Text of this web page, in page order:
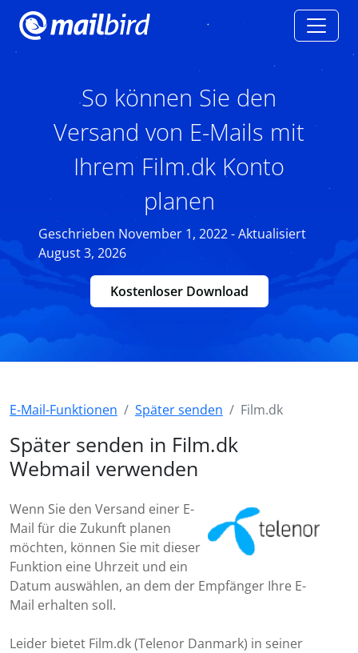
So können Sie den
Versand von E-Mails mit
Ihrem Film.dk Konto
planen
Geschrieben November 1, 2022 - Aktualisiert
August 3, 2026
Kostenloser Download
E-Mail-Funktionen Später senden Film.dk
Später senden in Film.dk
Webmail verwenden
Wenn Sie den Versand einer E-
Mail für die Zukunft planen
möchten, können Sie mit dieser
Funktion eine Uhrzeit und ein
Datum auswählen, an dem der Empfänger Ihre E-
Mail erhalten soll.
Leider bietet Film.dk (Telenor Danmark) in seiner